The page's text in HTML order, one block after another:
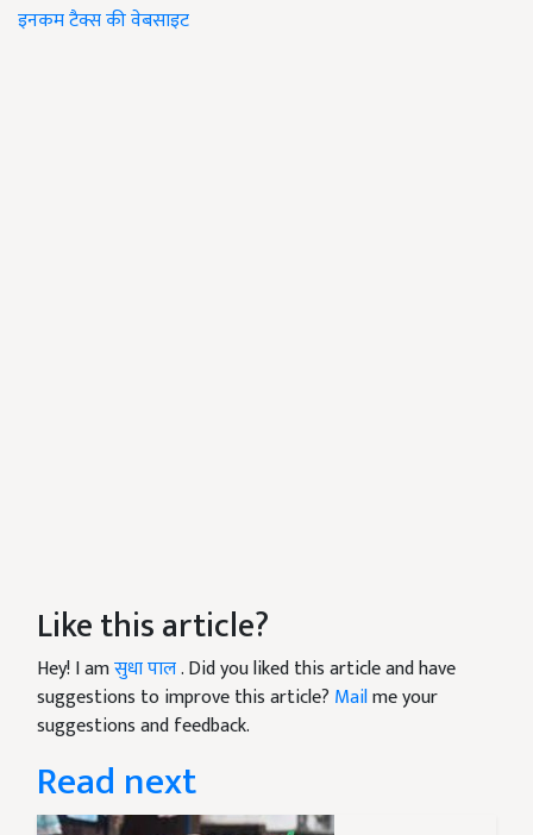
इनकम टैक्स की वेबसाइट
Like this article?
Hey! I amसुधा पाल. Did you liked this article and have
suggestions to improve this article? Mailme your
suggestions and feedback.
Read next